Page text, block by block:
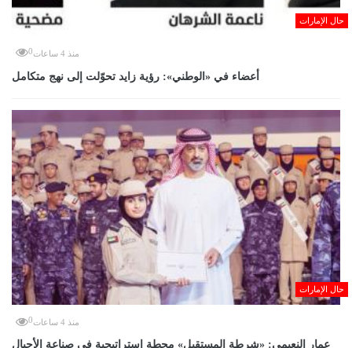
حال الإمارات
منذ 4 ساعات 0
أعضاء في «الوطني»: رؤية زايد تحوّلت إلى نهج متكامل
حال الإمارات
منذ 4 ساعات 0
عمار النعيمي: «شرطة المستقبل» محطة استراتيجية في صناعة الأجيال